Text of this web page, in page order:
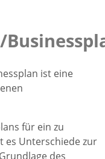
ist eine
für ein zu
es Unterschiede zur
des